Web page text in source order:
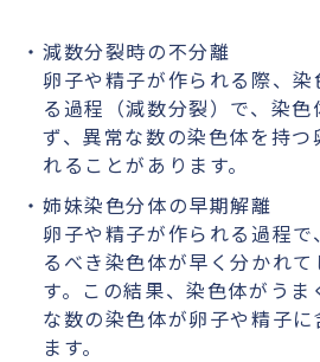
減数分裂時の不分離
卵子や精子が作られる際、
る過程（減数分裂）で、染
ず、異常な数の染色体を持
れることがあります。
姉妹染色分体の早期解離
卵子や精子が作られる過程
るべき染色体が早く分かれ
す。この結果、染色体がうま
な数の染色体が卵子や精子
ます。